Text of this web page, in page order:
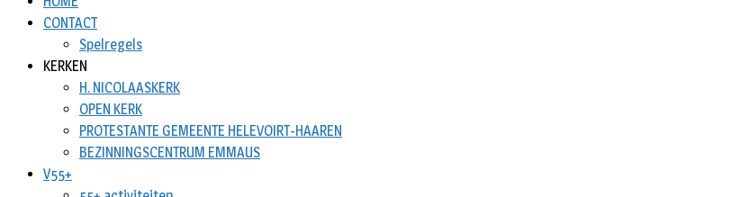
CONTACT
Spelregels
KERKEN
H. NICOLAASKERK
OPEN KERK
PROTESTANTE GEMEENTE HELEVOIRT-HAAREN
BEZINNINGSCENTRUM EMMAUS
V55+